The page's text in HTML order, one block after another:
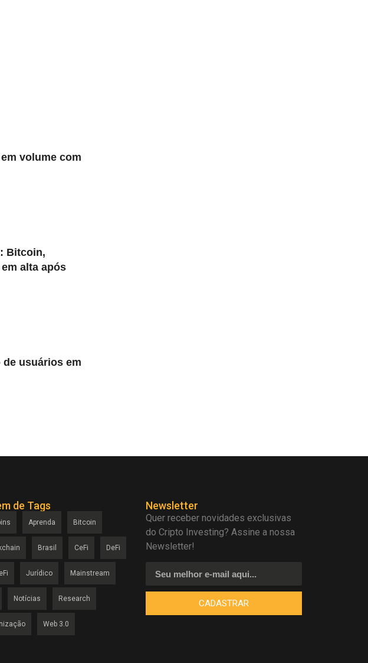
volume com
Bitcoin,
alta após
usuários em
de Tags
Aprenda Bitcoin
Brasil CeFi DeFi
Jurídico Mainstream
Notícias Research
Web 3.0
Newsletter
Quer receber novidades exclusivas
do Cripto Investing? Assine a nossa
Newsletter!
CADASTRAR